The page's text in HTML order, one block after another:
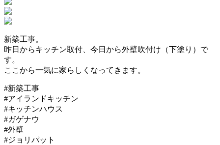
新築工事。
昨日からキッチン取付、今日から外壁吹付け（下塗り）で
す。
ここから一気に家らしくなってきます。
#新築工事
#アイランドキッチン
#キッチンハウス
#ガゲナウ
#外壁
#ジョリパット